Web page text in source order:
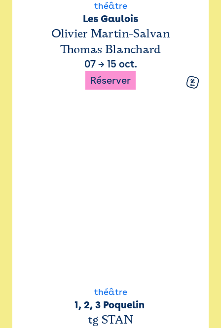
théâtre
Les Gaulois
Olivier Martin-Salvan
Thomas Blanchard
07→ 15 oct.
Réserver
théâtre
1, 2, 3 Poquelin
tg STAN